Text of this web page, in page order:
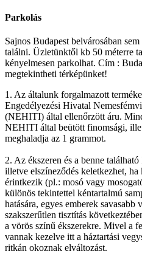
Parkolás
Sajnos Budapest belvárosában
találni. Üzletünktől kb 50 méterre
kényelmesen parkolhat. Cím :
megtekintheti térképünket!
1. Az általunk forgalmazott
Engedélyezési Hivatal
(NEHITI) által ellenőrzött áru.
NEHITI által beütött finomsági,
meghaladja az 1 grammot.
2. Az ékszeren és a benne
illetve elszíneződés keletkezhet,
érintkezik (pl.: mosó vagy
különös tekintettel kéntartalmú
hatására, egyes emberek savasabb
szakszerűtlen tisztítás
a vörös színű ékszerekre. Mivel a
vannak kezelve itt a háztartási
ritkán okoznak elváltozást.